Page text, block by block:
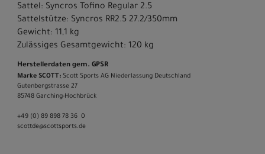
Sattel: Syncros Tofino Regular 2.5
Sattelstütze: Syncros RR2.5 27.2/350mm
Gewicht: 11,1 kg
Zulässiges Gesamtgewicht: 120 kg
Herstellerdaten gem. GPSR
Marke SCOTT: Scott Sports AG Niederlassung Deutschland
Gutenbergstrasse 27
85748 Garching-­Hochbrück
+49 (0) 89 898 78 36 ­ 0
scott­de@scott­sports.de